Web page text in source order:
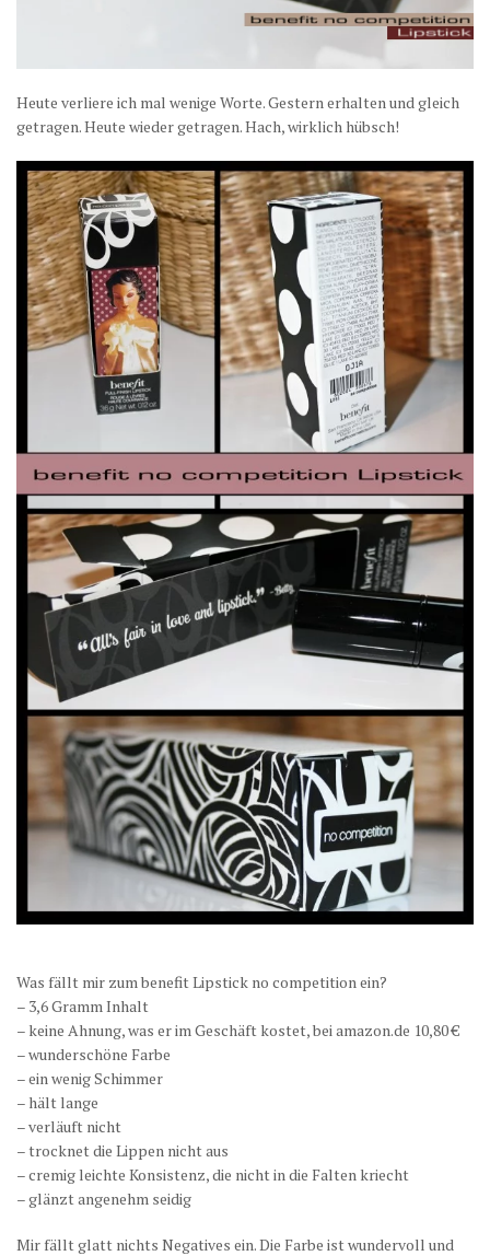
Heute verliere ich mal wenige Worte. Gestern erhalten und gleich
getragen. Heute wieder getragen. Hach, wirklich hübsch!
Was fällt mir zum benefit Lipstick no competition ein?
– 3,6 Gramm Inhalt
– keine Ahnung, was er im Geschäft kostet, bei amazon.de 10,80 €
– wunderschöne Farbe
– ein wenig Schimmer
– hält lange
– verläuft nicht
– trocknet die Lippen nicht aus
– cremig leichte Konsistenz, die nicht in die Falten kriecht
– glänzt angenehm seidig
Mir fällt glatt nichts Negatives ein. Die Farbe ist wundervoll und